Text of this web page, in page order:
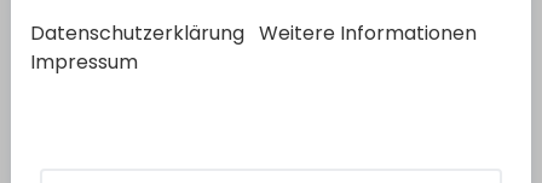
Kreuzgehänge, verzinkt
Datenschutzerklärung Weitere Informationen
Impressum